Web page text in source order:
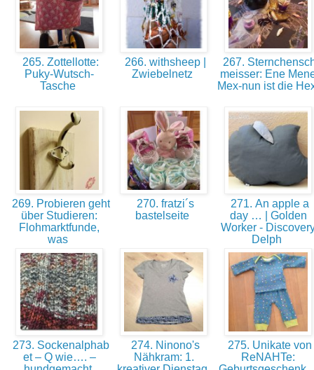
265. Zottellotte:
Puky-Wutsch-
Tasche
266. withsheep |
Zwiebelnetz
267.
meisser: Ene
Mex-nun ist die
269. Probieren geht
über Studieren:
Flohmarktfunde,
was
270. fratzi´s
bastelseite
271. An apple a
day … | Golden
Worker -
Delph
273. Sockenalphab
et – Q wie…. –
274. Ninono's
Nähkram: 1.
275. Unikate von
ReNAHTe: